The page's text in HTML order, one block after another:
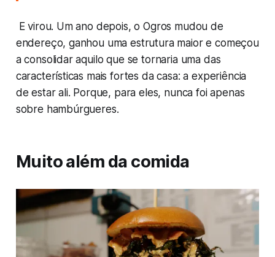
E virou. Um ano depois, o Ogros mudou de
endereço, ganhou uma estrutura maior e começou
a consolidar aquilo que se tornaria uma das
características mais fortes da casa: a experiência
de estar ali. Porque, para eles, nunca foi apenas
sobre hambúrgueres.
Muito além da comida